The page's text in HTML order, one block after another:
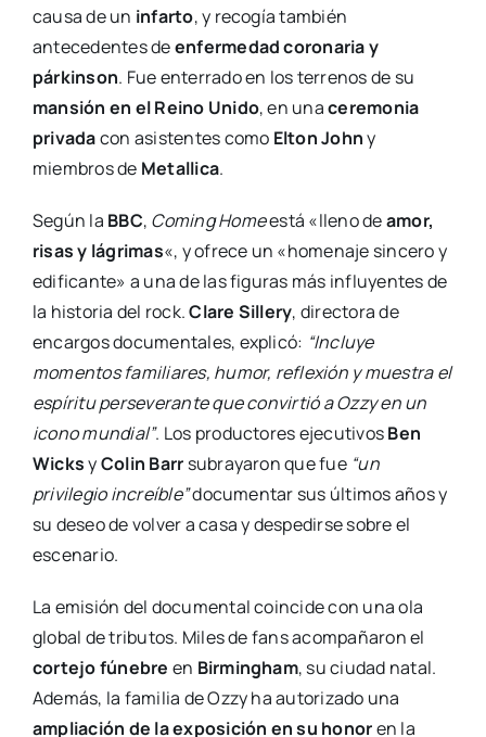
causa de un infarto, y recogía también
antecedentes deenfermedad coronaria y
párkinson. Fue enterrado en los terrenos de su
mansión en el Reino Unido, en unaceremonia
privadacon asistentes como Elton Johny
miembros de Metallica.
Según la BBC, Coming Homeestá «lleno deamor,
risas y lágrimas«, y ofrece un «homenaje sincero y
edificante» a una de las figuras más influyentes de
la historia del rock.Clare Sillery, directora de
encargos documentales, explicó: “Incluye
momentos familiares, humor, reflexión y muestra el
espíritu perseverante que convirtió a Ozzy en un
icono mundial”. Los productores ejecutivosBen
WicksyColin Barr subrayaron que fue “un
privilegio increíble”documentar sus últimos años y
su deseo de volver a casa y despedirse sobre el
escenario.
La emisión del documental coincide con una ola
global de tributos. Miles de fans acompañaron el
cortejo fúnebre en Birmingham, su ciudad natal.
Además, la familia de Ozzy ha autorizado una
ampliación de la exposición en su honoren la